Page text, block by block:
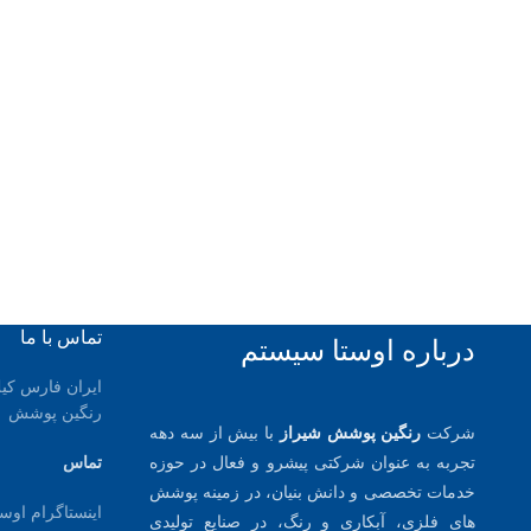
درباره اوستا سیستم
شرکت رنگین پوشش شیراز
با بیش از سه دهه
تجربه به عنوان شرکتی پیشرو و فعال در حوزه
خدمات تخصصی و دانش بنیان، در زمینه پوشش
های فلزِی، آبکاری و رنگ، در صنایع تولیدی
تماس با ما
رنگین پوشش
تماس
اینستاگرام